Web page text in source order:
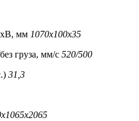
мм 1070x100x35
груза, мм/с 520/500
31,3